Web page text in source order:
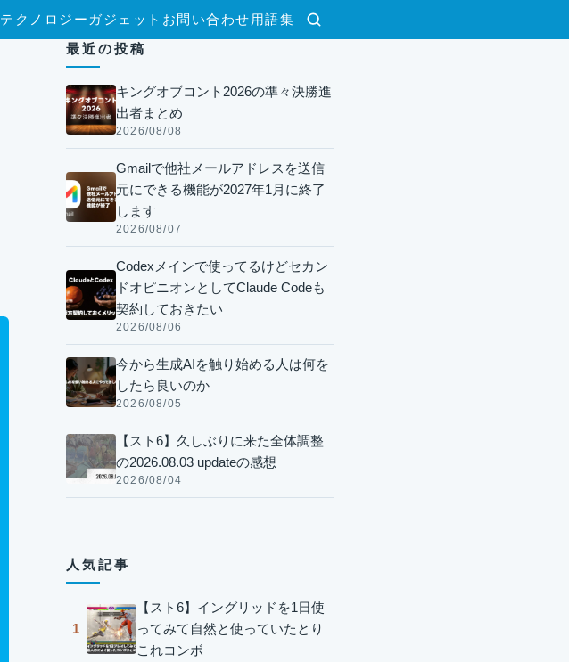
検索
テクノロジー ガジェット お問い合わせ 用語集
最近の投稿
キングオブコント2026の準々決勝進
出者まとめ
2026/08/08
Gmailで他社メールアドレスを送信
元にできる機能が2027年1月に終了
します
2026/08/07
Codexメインで使ってるけどセカン
ドオピニオンとしてClaude Codeも
契約しておきたい
2026/08/06
今から生成AIを触り始める人は何を
したら良いのか
2026/08/05
【スト6】久しぶりに来た全体調整
の2026.08.03 updateの感想
2026/08/04
人気記事
1
【スト6】イングリッドを1日使
ってみて自然と使っていたとり
これコンボ